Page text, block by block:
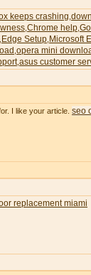
keeps crashing
Chrome help
Edge Setup Microsoft
opera mini
,asus customer
I like your article. seo
replacement miami